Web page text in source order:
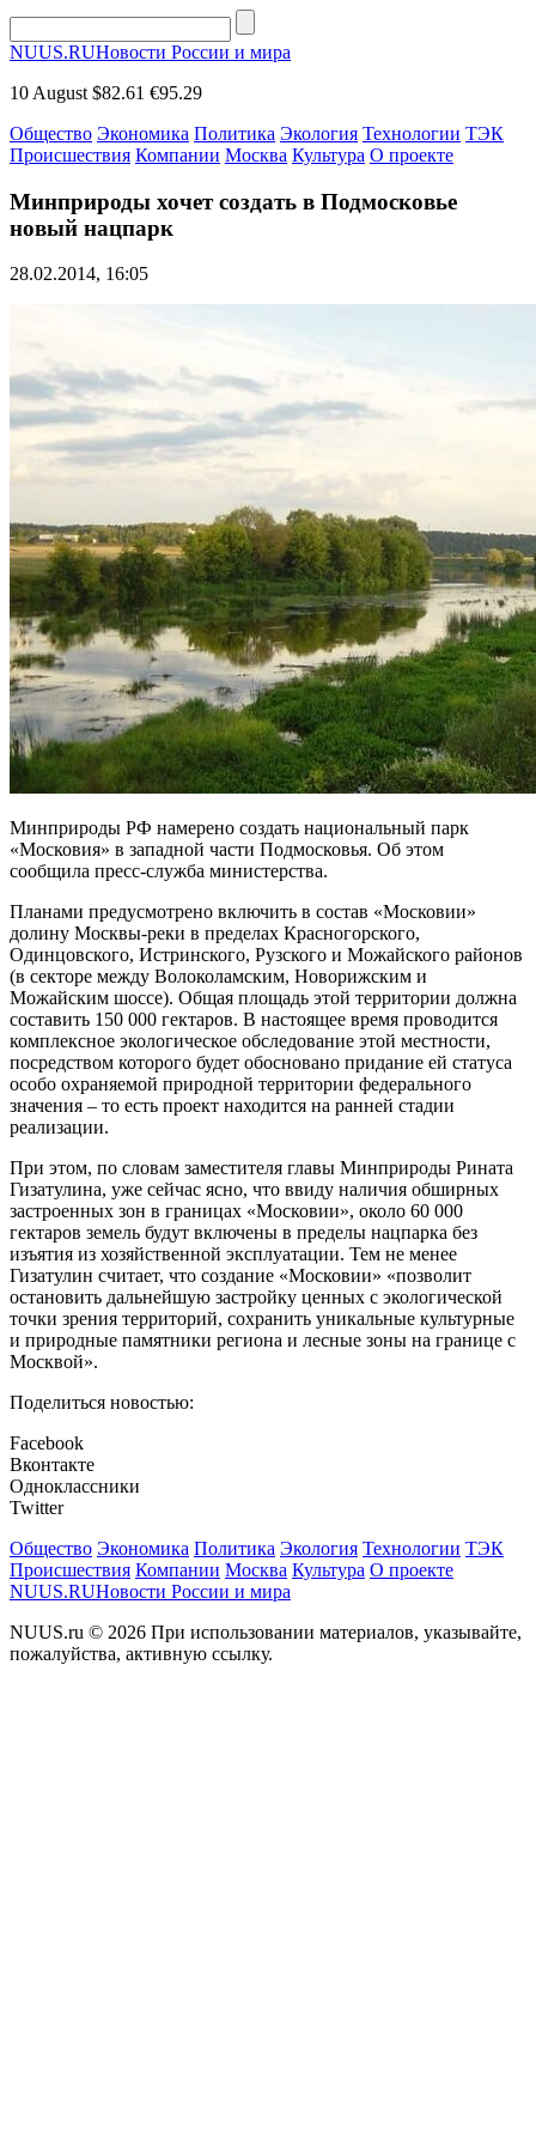
NUUS.RUНовости России и мира
10 August $82.61 €95.29
Общество Экономика Политика Экология Технологии ТЭК
Происшествия Компании Москва Культура О проекте
Минприроды хочет создать в Подмосковье
новый нацпарк
28.02.2014, 16:05
Минприроды РФ намерено создать национальный парк
«Московия» в западной части Подмосковья. Об этом
сообщила пресс-служба министерства.
Планами предусмотрено включить в состав «Московии»
долину Москвы-реки в пределах Красногорского,
Одинцовского, Истринского, Рузского и Можайского районов
(в секторе между Волоколамским, Новорижским и
Можайским шоссе). Общая площадь этой территории должна
составить 150 000 гектаров. В настоящее время проводится
комплексное экологическое обследование этой местности,
посредством которого будет обосновано придание ей статуса
особо охраняемой природной территории федерального
значения – то есть проект находится на ранней стадии
реализации.
При этом, по словам заместителя главы Минприроды Рината
Гизатулина, уже сейчас ясно, что ввиду наличия обширных
застроенных зон в границах «Московии», около 60 000
гектаров земель будут включены в пределы нацпарка без
изъятия из хозяйственной эксплуатации. Тем не менее
Гизатулин считает, что создание «Московии» «позволит
остановить дальнейшую застройку ценных с экологической
точки зрения территорий, сохранить уникальные культурные
и природные памятники региона и лесные зоны на границе с
Москвой».
Поделиться новостью:
Facebook
Вконтакте
Одноклассники
Twitter
Общество Экономика Политика Экология Технологии ТЭК
Происшествия Компании Москва Культура О проекте
NUUS.RUНовости России и мира
NUUS.ru © 2026 При использовании материалов, указывайте,
пожалуйства, активную ссылку.